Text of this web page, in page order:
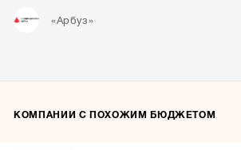
«Арбуз»
КОМПАНИИ С ПОХОЖИМ БЮДЖЕТОМ